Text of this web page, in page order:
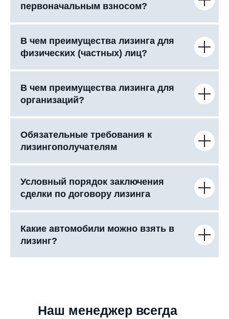
первоначальным взносом?
В чем преимущества лизинга для
физических (частных) лиц?
В чем преимущества лизинга для
организаций?
Обязательные требования к
лизингополучателям
Условный порядок заключения
сделки по договору лизинга
Какие автомобили можно взять в
лизинг?
Наш менеджер всегда